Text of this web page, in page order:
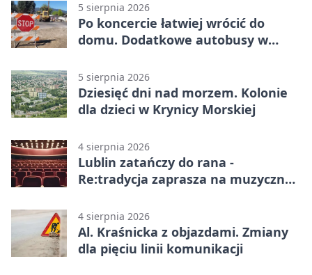
5 sierpnia 2026
Po koncercie łatwiej wrócić do
domu. Dodatkowe autobusy w
5 sierpnia 2026
Dziesięć dni nad morzem. Kolonie
dla dzieci w Krynicy Morskiej
4 sierpnia 2026
Lublin zatańczy do rana -
Re:tradycja zaprasza na muzyczną
4 sierpnia 2026
Al. Kraśnicka z objazdami. Zmiany
dla pięciu linii komunikacji